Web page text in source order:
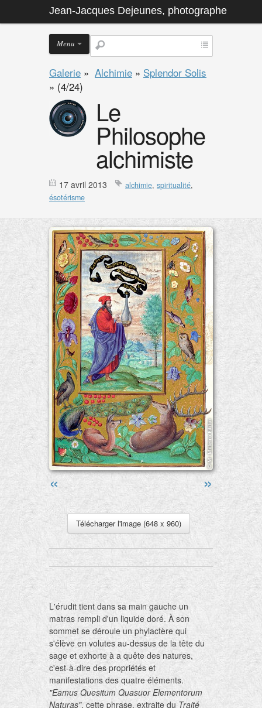
Jean-Jacques Dejeunes, photographe
Menu
Galerie » Alchimie » Splendor Solis
» (4/24)
Le
Philosophe
alchimiste
17 avril 2013 alchimie, spiritualité,
ésotérisme
»
«
Télécharger l'image (648 x 960)
L'érudit tient dans sa main gauche un
matras rempli d'un liquide doré. À son
sommet se déroule un phylactère qui
s'élève en volutes au-dessus de la tête du
sage et exhorte à a quête des natures,
c'est-à-dire des propriétés et
manifestations des quatre éléments.
"Eamus Quesitum Quasuor Elementorum
Naturas", cette phrase, extraite du Traité